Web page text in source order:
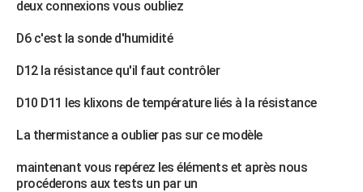
deux connexions vous oubliez
D6 c'est la sonde d'humidité
D12 la résistance qu'il faut contrôler
D10 D11 les klixons de température liés à la résistance
La thermistance a oublier pas sur ce modèle
maintenant vous repérez les éléments et après nous
procéderons aux tests un par un